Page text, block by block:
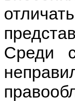
Среди